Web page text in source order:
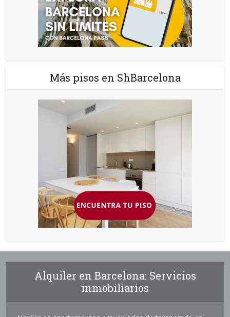
Más pisos en ShBarcelona
Alquiler en Barcelona: Servicios
inmobiliarios